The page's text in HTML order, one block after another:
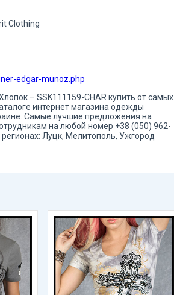
Clothing
edgar-munoz.php
– SSK111159-CHAR купить от самых
интернет магазина одежды
Самые лучшие предложения на
на любой номер +38 (050) 962-
Луцк, Мелитополь, Ужгород